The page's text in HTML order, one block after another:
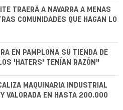
TRAERÁ A NAVARRA A MENAS
COMUNIDADES QUE HAGAN LO
EN PAMPLONA SU TIENDA DE
'HATERS' TENÍAN RAZÓN"
MAQUINARIA INDUSTRIAL
Y VALORADA EN HASTA 200.000